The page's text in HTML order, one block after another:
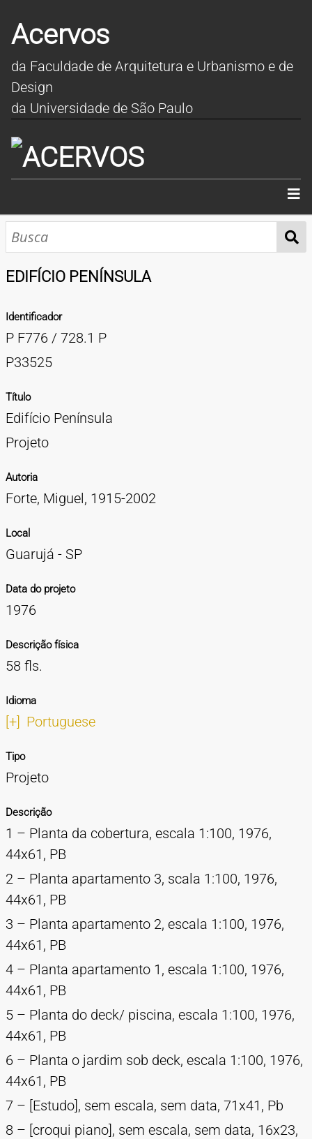
Acervos
da Faculdade de Arquitetura e Urbanismo e de
Design
da Universidade de São Paulo
INÍCIO
SOBRE
Cartazes
Diapositivos
Documentação
Fotografias
Maquetes
Negativos
Periódicos
Publicações
Projetos
Vídeos
BUSCA AVANÇADA
CONTATOS
EXPEDIENTE
EDIFÍCIO PENÍNSULA
Identificador
P F776 / 728.1 P
P33525
Título
Edifício Península
Projeto
Autoria
Forte, Miguel, 1915-2002
Local
Guarujá - SP
Data do projeto
1976
Descrição física
58 fls.
Idioma
[+] Portuguese
Tipo
Projeto
Descrição
1 – Planta da cobertura, escala 1:100, 1976,
44x61, PB
2 – Planta apartamento 3, scala 1:100, 1976,
44x61, PB
3 – Planta apartamento 2, escala 1:100, 1976,
44x61, PB
4 – Planta apartamento 1, escala 1:100, 1976,
44x61, PB
5 – Planta do deck/ piscina, escala 1:100, 1976,
44x61, PB
6 – Planta o jardim sob deck, escala 1:100, 1976,
44x61, PB
7 – [Estudo], sem escala, sem data, 71x41, Pb
8 – [croqui piano], sem escala, sem data, 16x23,